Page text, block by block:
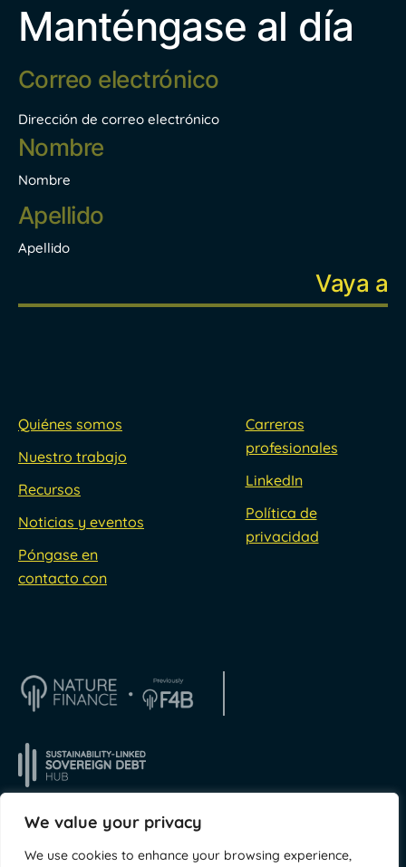
We value your privacy
We use cookies to enhance your browsing experience,
Manténgase al día
Correo
electrónico *
Dirección de correo electrónico
Nombre
Nombre
Apellido
Quiénes somos
Nuestro trabajo
Recursos
Noticias y eventos
Póngase en
contacto con
Carreras
profesionales
LinkedIn
Política de
privacidad